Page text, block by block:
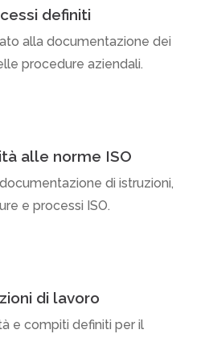
definiti
alla documentazione dei
procedure aziendali.
alle norme ISO
di istruzioni,
e processi ISO.
di lavoro
e compiti definiti per il